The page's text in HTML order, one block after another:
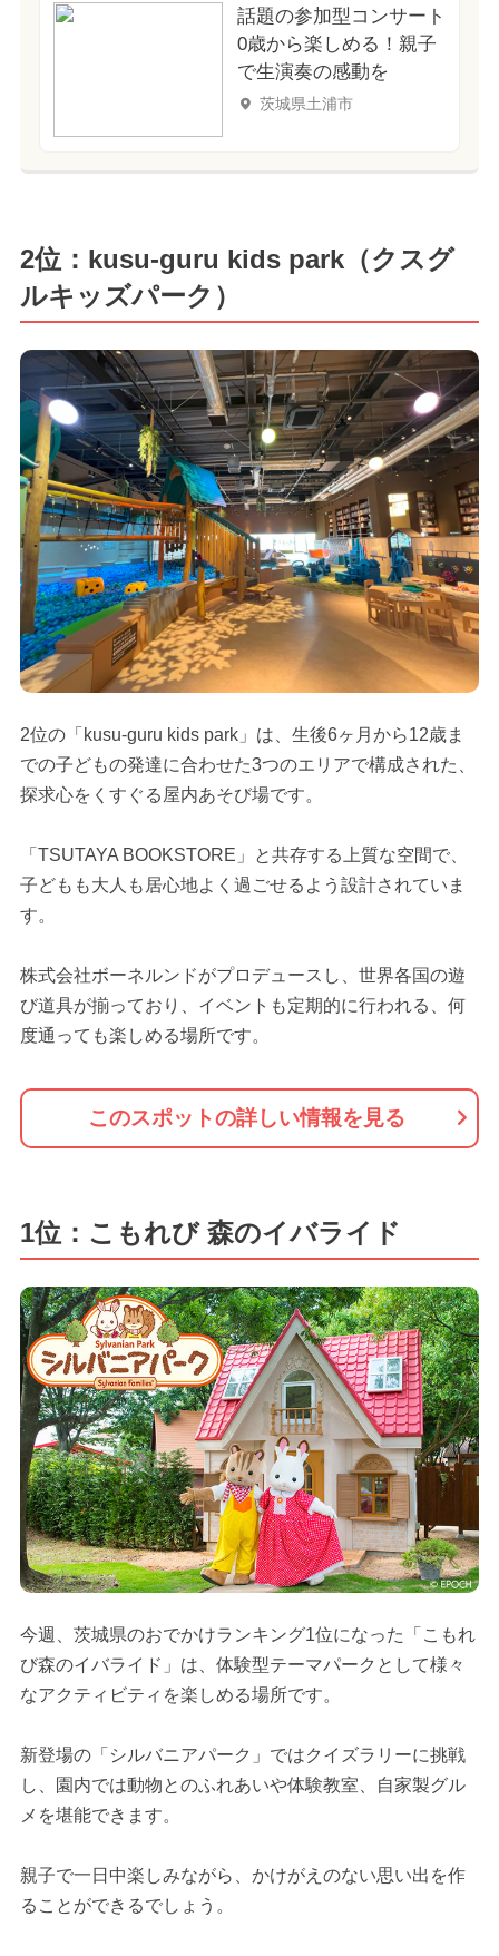
話題の参加型コンサート
0歳から楽しめる！親子
で生演奏の感動を
茨城県土浦市
2位：kusu-guru kids park（クスグ
ルキッズパーク）
2位の「kusu-guru kids park」は、生後6ヶ月から12歳ま
での子どもの発達に合わせた3つのエリアで構成された、
探求心をくすぐる屋内あそび場です。
「TSUTAYA BOOKSTORE」と共存する上質な空間で、
子どもも大人も居心地よく過ごせるよう設計されていま
す。
株式会社ボーネルンドがプロデュースし、世界各国の遊
び道具が揃っており、イベントも定期的に行われる、何
度通っても楽しめる場所です。
このスポットの詳しい情報を見る
1位：こもれび 森のイバライド
今週、茨城県のおでかけランキング1位になった「こもれ
び森のイバライド」は、体験型テーマパークとして様々
なアクティビティを楽しめる場所です。
新登場の「シルバニアパーク」ではクイズラリーに挑戦
し、園内では動物とのふれあいや体験教室、自家製グル
メを堪能できます。
親子で一日中楽しみながら、かけがえのない思い出を作
ることができるでしょう。